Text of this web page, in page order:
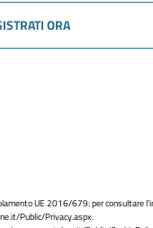
ORA
UE 2016/679: per consultare
Public/Privacy.aspx.